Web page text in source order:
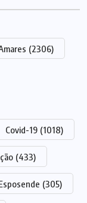
(2306)
Covid-19 (1018)
(433)
(305)